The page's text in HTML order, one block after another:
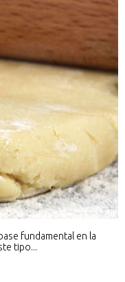
fundamental en la
tipo...